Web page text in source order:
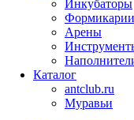
Инкубаторы
Формикарии
Арены
Каталог
antclub.ru
Муравьи